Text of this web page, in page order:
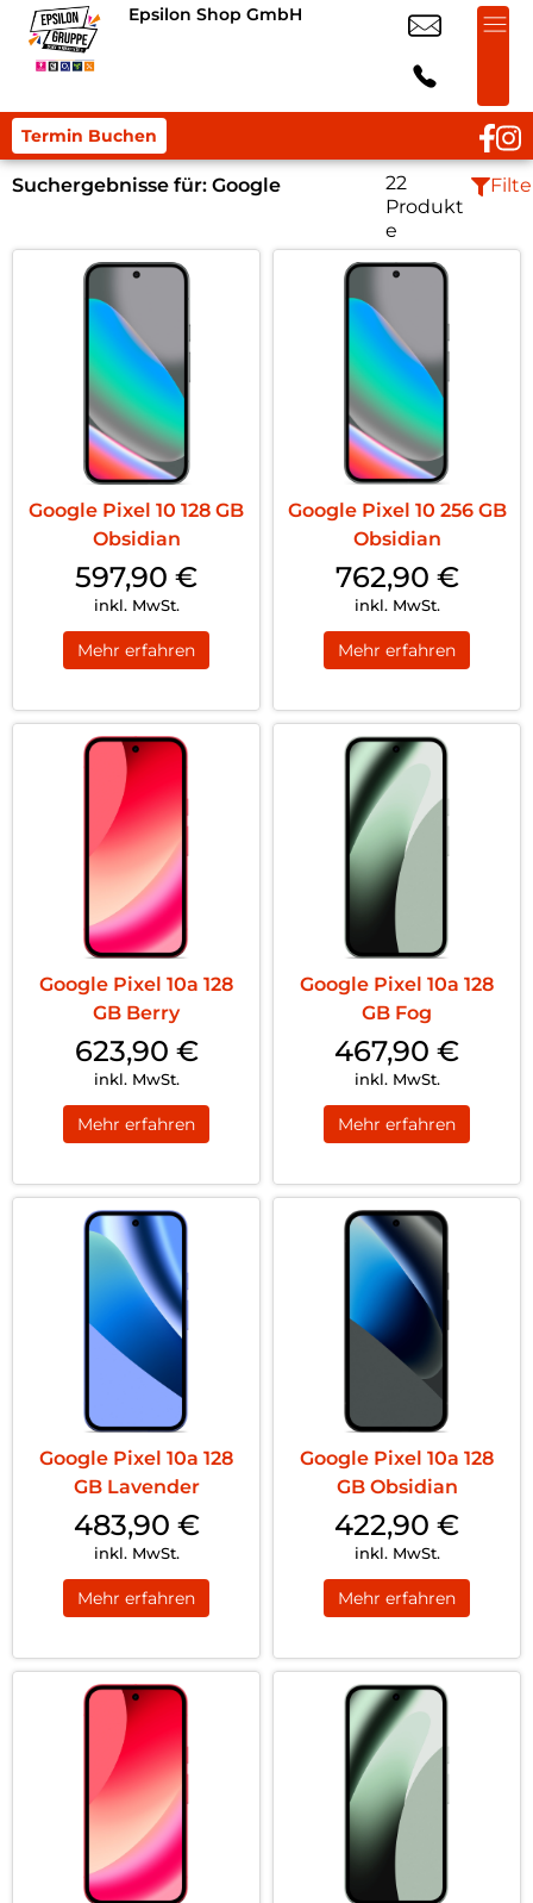
Epsilon Shop GmbH
Termin Buchen
Suchergebnisse für: Google
22
Produkt
e
Google Pixel 10 128 GB
Obsidian
597,90 €
inkl. MwSt.
Mehr erfahren
Google Pixel 10 256 GB
Obsidian
762,90 €
inkl. MwSt.
Mehr erfahren
Google Pixel 10a 128
GB Berry
623,90 €
inkl. MwSt.
Mehr erfahren
Google Pixel 10a 128
GB Fog
467,90 €
inkl. MwSt.
Mehr erfahren
Google Pixel 10a 128
GB Lavender
483,90 €
inkl. MwSt.
Mehr erfahren
Google Pixel 10a 128
GB Obsidian
422,90 €
inkl. MwSt.
Mehr erfahren